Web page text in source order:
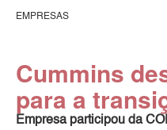
EMPRESAS
Cummins
para a
Empresa participou da